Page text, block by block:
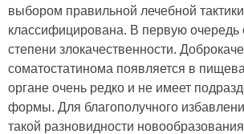
выбором правильной лечебной
классифицирована. В первую очередь
степени злокачественности.
соматостатинома появляется в
органе очень редко и не имеет
формы. Для благополучного
такой разновидности